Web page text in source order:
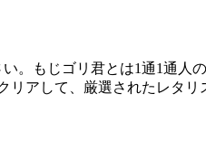
。もじゴリ君とは1通1通
アして、厳選されたレタ